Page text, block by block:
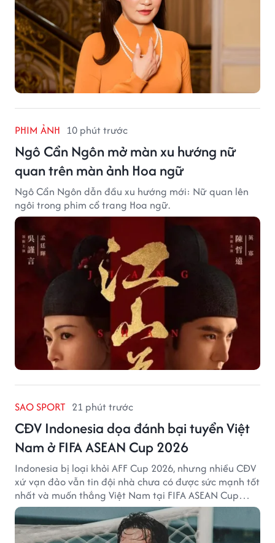
PHIM ẢNH 10 phút trước
Ngô Cẩn Ngôn mở màn xu hướng nữ
quan trên màn ảnh Hoa ngữ
Ngô Cẩn Ngôn dẫn đầu xu hướng mới: Nữ quan lên
ngôi trong phim cổ trang Hoa ngữ.
SAO SPORT 21 phút trước
CĐV Indonesia dọa đánh bại tuyển Việt
Nam ở FIFA ASEAN Cup 2026
Indonesia bị loại khỏi AFF Cup 2026, nhưng nhiều CĐV
xứ vạn đảo vẫn tin đội nhà chưa có được sức mạnh tốt
nhất và muốn thắng Việt Nam tại FIFA ASEAN Cup
2026.